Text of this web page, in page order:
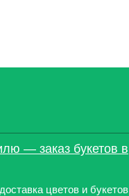
— заказ букетов в
цветов и букетов